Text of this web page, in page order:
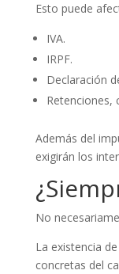
Esto puede
IVA.
IRPF.
Declaración
Retenciones,
Además del
exigirán los
No
La existencia
concretas del